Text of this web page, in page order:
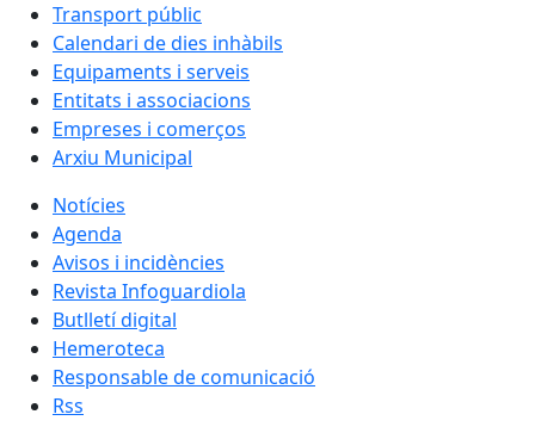
Transport públic
Calendari de dies inhàbils
Equipaments i serveis
Entitats i associacions
Empreses i comerços
Arxiu Municipal
Notícies
Agenda
Avisos i incidències
Revista Infoguardiola
Butlletí digital
Hemeroteca
Responsable de comunicació
Rss